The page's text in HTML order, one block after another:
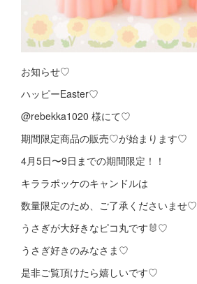
お知らせ♡
ハッピーEaster♡
@rebekka1020 様にて♡
期間限定商品の販売♡が始まります♡
4月5日〜9日までの期間限定！！
キララポッケのキャンドルは
数量限定のため、ご了承くださいませ♡
うさぎが大好きなピコ丸です🐰♡
うさぎ好きのみなさま♡
是非ご覧頂けたら嬉しいです♡